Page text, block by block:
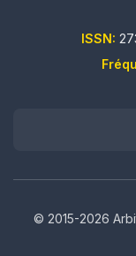
ISSN:
© 2015-2026